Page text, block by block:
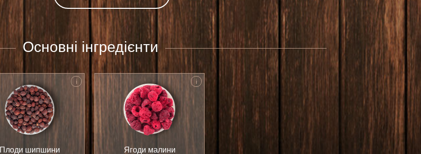
Основні інгредієнти
i
Плоди шипшини
i
Ягоди малини